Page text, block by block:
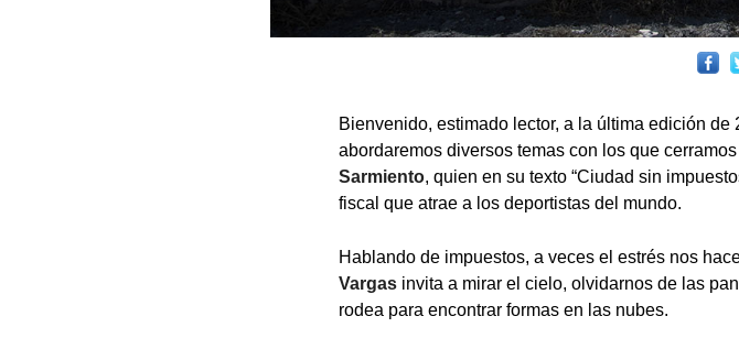
Bienvenido, estimado lector, a la última edición de
abordaremos diversos temas con los que
Sarmiento, quien en su texto “Ciudad sin
fiscal que atrae a los deportistas del mundo.
Hablando de impuestos, a veces el estrés nos
Vargas invita a mirar el cielo, olvidarnos de las
rodea para encontrar formas en las nubes.